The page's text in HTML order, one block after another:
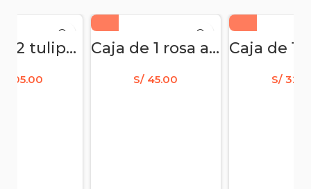
Box de 12 tulipanes azules
205.00
Caja de 1 rosa arcoiris
S/ 45.00 S/